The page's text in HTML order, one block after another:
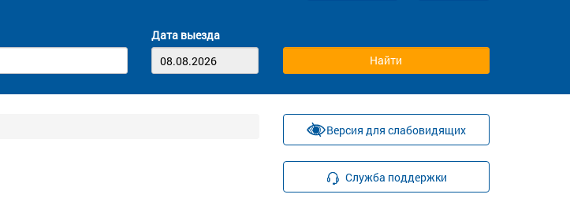
Дата выезда
Версия для слабовидящих
Служба поддержки